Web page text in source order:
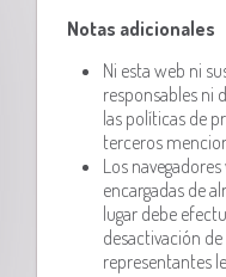
Notas adicionales
Ni esta web ni
responsables ni
las políticas de
terceros
Los
encargadas de
lugar debe
desactivación
representantes